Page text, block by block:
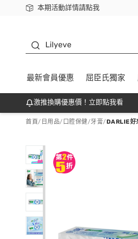
本期活動詳情請點我
下載app最高回饋$350
Lilyeve
最新會員優惠 屈臣氏獨家
激推換購優惠價！立即點我看
首頁/ 日用品/ 口腔保健/牙膏/DARLIE好